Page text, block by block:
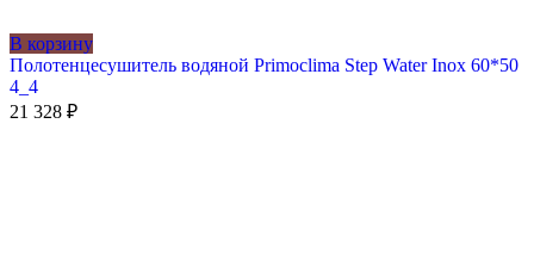
В корзину
Полотенцесушитель водяной Primoclima Step Water Inox 60*50
4_4
21 328 ₽